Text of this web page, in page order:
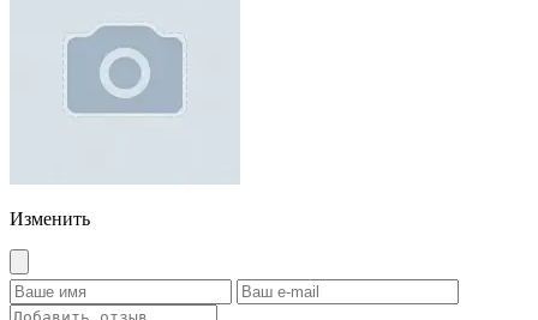
Изменить